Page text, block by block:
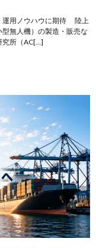
運用ノウハウに期待 陸上
無人機）の製造・販売な
究所（AC[…]